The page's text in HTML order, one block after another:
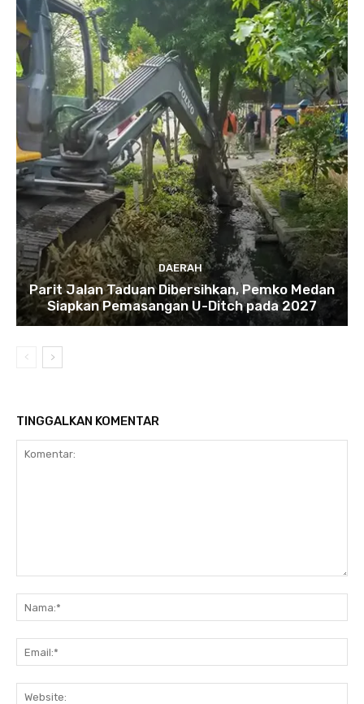
DAERAH
Parit Jalan Taduan Dibersihkan, Pemko Medan
Siapkan Pemasangan U-Ditch pada 2027
TINGGALKAN KOMENTAR